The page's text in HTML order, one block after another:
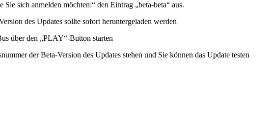
sich anmelden möchten:“ den Eintrag „beta-beta“ aus.
des Updates sollte sofort heruntergeladen werden
über den „PLAY“-Button starten
der Beta-Version des Updates stehen und Sie können das Update testen